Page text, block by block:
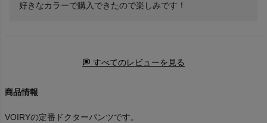
好きなカラーで購入できたので楽しみです！
すべてのレビューを見る
商品情報
VOIRYの定番ドクターパンツです。